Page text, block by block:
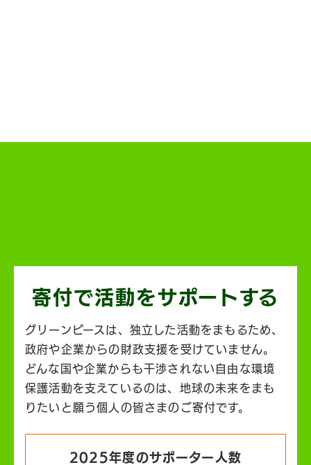
寄付で活動をサポートする
グリーンピースは、独立した活動をまもるため、
政府や企業からの財政支援を受けていません。
どんな国や企業からも干渉されない自由な環境
保護活動を支えているのは、地球の未来をまも
りたいと願う個人の皆さまのご寄付です。
2025年度のサポーター人数